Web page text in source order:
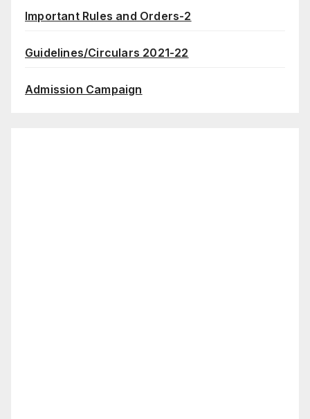
Important Rules and Orders-2
Guidelines/Circulars 2021-22
Admission Campaign